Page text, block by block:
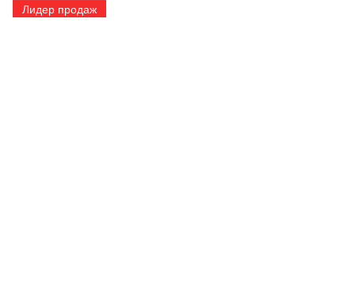
Лидер продаж